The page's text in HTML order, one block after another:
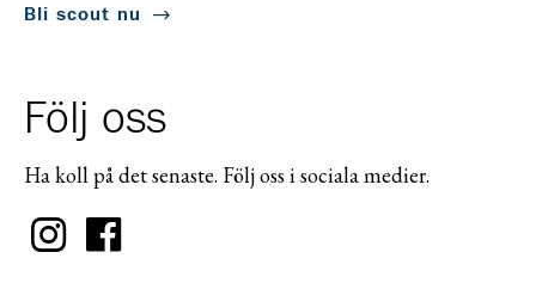
Bli scout nu
Följ oss
Ha koll på det senaste. Följ oss i sociala medier.